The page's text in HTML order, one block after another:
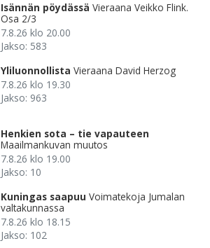
Isännän pöydässä Vieraana Veikko Flink.
Osa 2/3
7.8.26 klo 20.00
Jakso: 583
Yliluonnollista Vieraana David Herzog
7.8.26 klo 19.30
Jakso: 963
Henkien sota – tie vapauteen
Maailmankuvan muutos
7.8.26 klo 19.00
Jakso: 10
Kuningas saapuu Voimatekoja Jumalan
valtakunnassa
7.8.26 klo 18.15
Jakso: 102